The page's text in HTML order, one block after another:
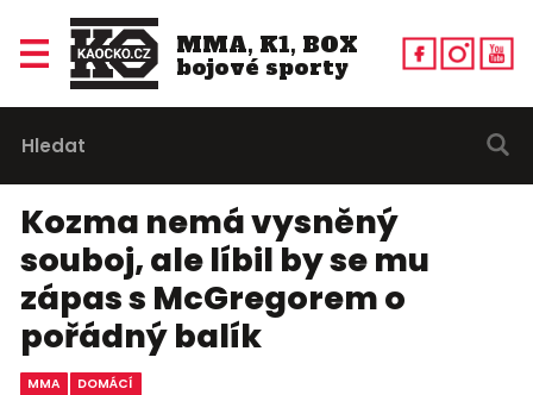
MMA, K1, BOX
bojové sporty
Kozma nemá vysněný
souboj, ale líbil by se mu
zápas s McGregorem o
pořádný balík
MMA DOMÁCÍ